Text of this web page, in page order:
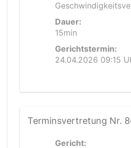
Dauer:
15min
Gerichtstermin:
24.04.2026 09:15
Terminsvertretung Nr.
Gericht: